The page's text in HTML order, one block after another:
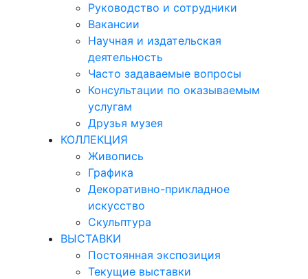
Руководство и сотрудники
Вакансии
Научная и издательская
деятельность
Часто задаваемые вопросы
Консультации по оказываемым
услугам
Друзья музея
КОЛЛЕКЦИЯ
Живопись
Графика
Декоративно-прикладное
искусство
Скульптура
ВЫСТАВКИ
Постоянная экспозиция
Текущие выставки